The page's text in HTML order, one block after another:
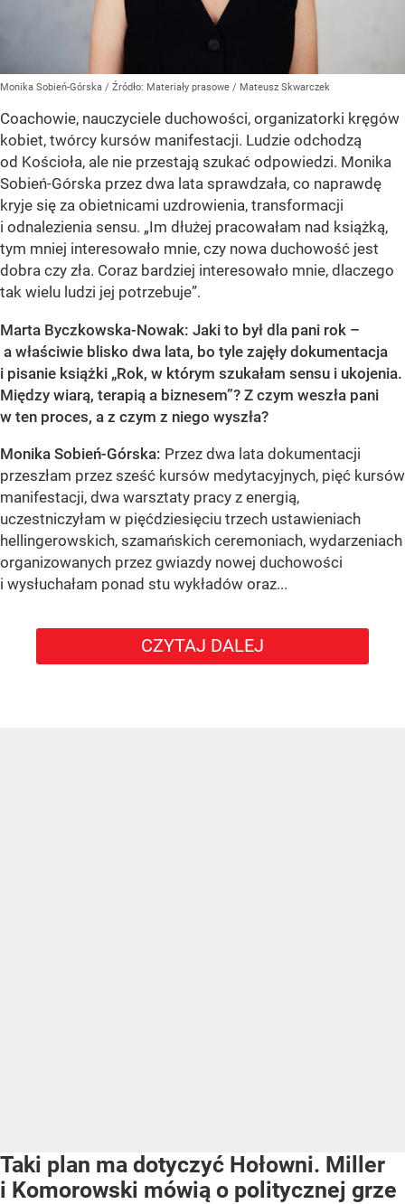
Monika Sobień-Górska / Źródło: Materiały prasowe / Mateusz Skwarczek
Coachowie, nauczyciele duchowości, organizatorki kręgów
kobiet, twórcy kursów manifestacji. Ludzie odchodzą
od Kościoła, ale nie przestają szukać odpowiedzi. Monika
Sobień-Górska przez dwa lata sprawdzała, co naprawdę
kryje się za obietnicami uzdrowienia, transformacji
i odnalezienia sensu. „Im dłużej pracowałam nad książką,
tym mniej interesowało mnie, czy nowa duchowość jest
dobra czy zła. Coraz bardziej interesowało mnie, dlaczego
tak wielu ludzi jej potrzebuje”.
Marta Byczkowska-Nowak: Jaki to był dla pani rok –
a właściwie blisko dwa lata, bo tyle zajęły dokumentacja
i pisanie książki „Rok, w którym szukałam sensu i ukojenia.
Między wiarą, terapią a biznesem”? Z czym weszła pani
w ten proces, a z czym z niego wyszła?
Monika Sobień-Górska: Przez dwa lata dokumentacji
przeszłam przez sześć kursów medytacyjnych, pięć kursów
manifestacji, dwa warsztaty pracy z energią,
uczestniczyłam w pięćdziesięciu trzech ustawieniach
hellingerowskich, szamańskich ceremoniach, wydarzeniach
organizowanych przez gwiazdy nowej duchowości
i wysłuchałam ponad stu wykładów oraz...
CZYTAJ DALEJ
Taki plan ma dotyczyć Hołowni. Miller
i Komorowski mówią o politycznej grze